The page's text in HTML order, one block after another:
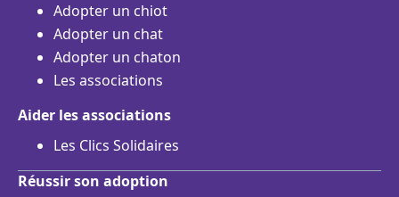
Adopter un chiot
Adopter un chat
Adopter un chaton
Les associations
Aider les associations
Les Clics Solidaires
Réussir son adoption